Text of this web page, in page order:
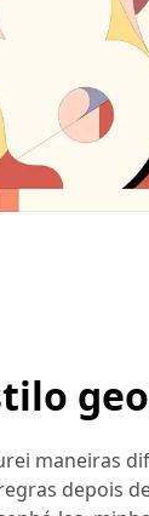
maneiras
depois